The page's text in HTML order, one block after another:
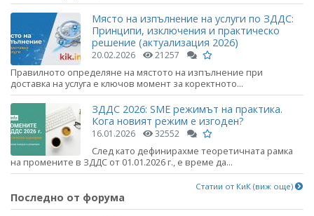
Място на изпълнение на услуги по ЗДДС:
Принципи, изключения и практическо
решение (актуализация 2026)
20.02.2026 21257
Правилното определяне на мястото на изпълнение при
доставка на услуга е ключов момент за коректното...
ЗДДС 2026: SME режимът на практика.
Кога новият режим е изгоден?
16.01.2026 32552
След като дефинирахме теоретичната рамка
на промените в ЗДДС от 01.01.2026 г., е време да...
Статии от КиК (виж още)
Последно от форума